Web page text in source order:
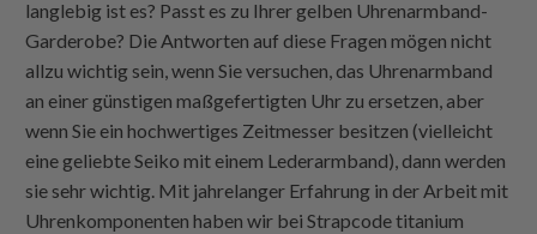
langlebig ist es? Passt es zu Ihrer gelben Uhrenarmband-
Garderobe? Die Antworten auf diese Fragen mögen nicht
allzu wichtig sein, wenn Sie versuchen, das Uhrenarmband
an einer günstigen maßgefertigten Uhr zu ersetzen, aber
wenn Sie ein hochwertiges Zeitmesser besitzen (vielleicht
eine geliebte Seiko mit einem Lederarmband), dann werden
sie sehr wichtig. Mit jahrelanger Erfahrung in der Arbeit mit
Uhrenkomponenten haben wir bei Strapcode titanium